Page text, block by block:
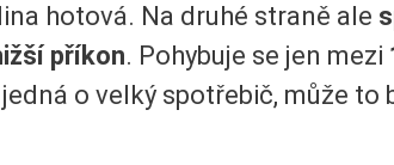
hotová. Na druhé straně ale
příkon. Pohybuje se jen mezi
o velký spotřebič, může to